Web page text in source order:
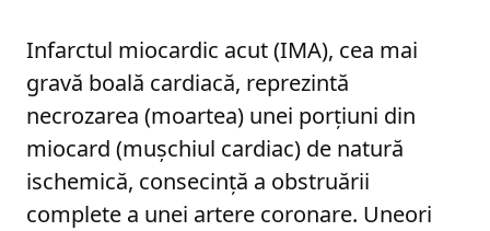
Infarctul miocardic acut (IMA), cea mai
gravă boală cardiacă, reprezintă
necrozarea (moartea) unei porţiuni din
miocard (muşchiul cardiac) de natură
ischemică, consecinţă a obstruării
complete a unei artere coronare. Uneori